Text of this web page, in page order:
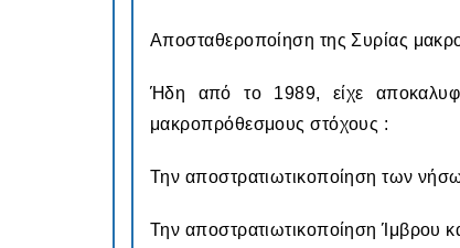
Αποσταθεροποίηση της Συρίας
Ήδη από το 1989, είχε
μακροπρόθεσμους στόχους :
Την αποστρατιωτικοποίηση των
Την αποστρατιωτικοποίηση Ίμβρου